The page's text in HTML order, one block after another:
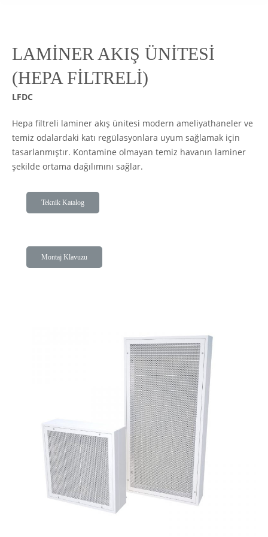
LAMİNER AKIŞ ÜNİTESİ
(HEPA FİLTRELİ)
LFDC
Hepa filtreli laminer akış ünitesi modern ameliyathaneler ve
temiz odalardaki katı regülasyonlara uyum sağlamak için
tasarlanmıştır. Kontamine olmayan temiz havanın laminer
şekilde ortama dağılımını sağlar.
Teknik Katalog
Montaj Klavuzu